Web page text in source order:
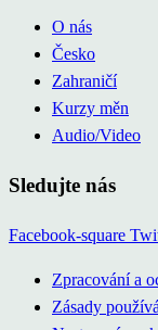
O nás
Česko
Zahraničí
Kurzy měn
Audio/Video
Sledujte nás
Facebook-square
Zpracování a
Zásady